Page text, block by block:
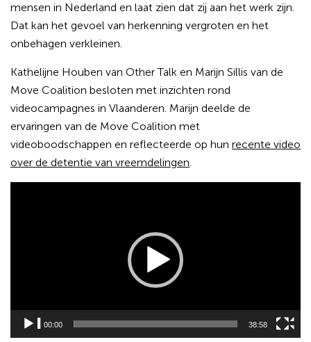
mensen in Nederland en laat zien dat zij aan het werk zijn.
Dat kan het gevoel van herkenning vergroten en het
onbehagen verkleinen.
Kathelijne Houben van Other Talk en Marijn Sillis van de
Move Coalition besloten met inzichten rond
videocampagnes in Vlaanderen. Marijn deelde de
ervaringen van de Move Coalition met
videoboodschappen en reflecteerde op hun recente video
over de detentie van vreemdelingen.
00:00 38:58